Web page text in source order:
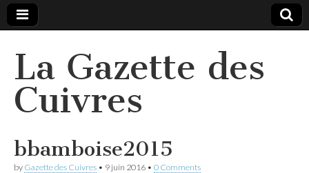
La Gazette des
Cuivres
bbamboise2015
by Gazette des Cuivres • 9 juin 2016 • 0 Comments